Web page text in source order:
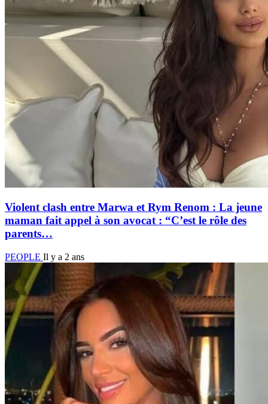
Violent clash entre Marwa et Rym Renom : La jeune
maman fait appel à son avocat : “C’est le rôle des
parents…
PEOPLE Il y a 2 ans